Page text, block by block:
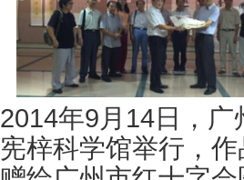
2014年9月14日，
宪梓科学馆举行，